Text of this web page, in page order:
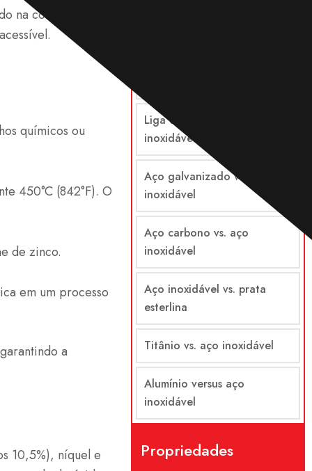
na construção
químicos ou
450°C (842°F). O
de zinco.
em um processo
a
10,5%), níquel e
Liga de aço vs. aço
inoxidável
Aço galvanizado vs. aço
inoxidável
Aço carbono vs. aço
inoxidável
Aço inoxidável vs. prata
esterlina
Titânio vs. aço inoxidável
Alumínio versus aço
inoxidável
Propriedades